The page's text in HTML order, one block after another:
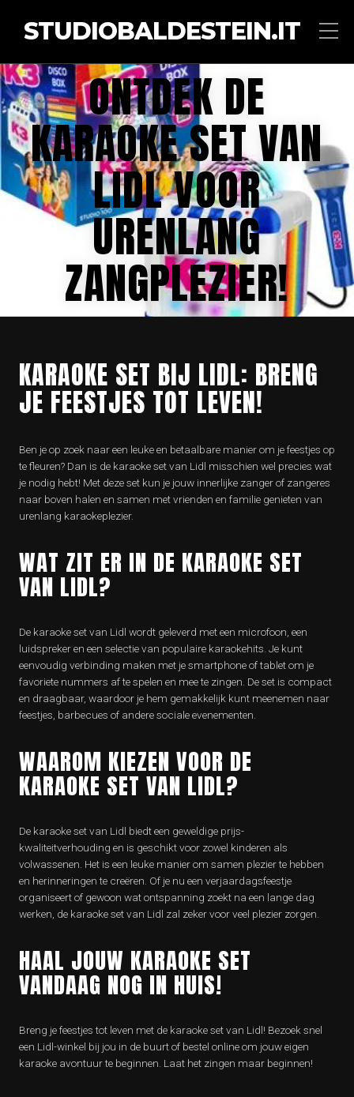
STUDIOBALDESTEIN.IT
ONTDEK DE
KARAOKE SET VAN
LIDL VOOR
URENLANG
ZANGPLEZIER!
KARAOKE SET BIJ LIDL: BRENG
JE FEESTJES TOT LEVEN!
Ben je op zoek naar een leuke en betaalbare manier om je feestjes op
te fleuren? Dan is de karaoke set van Lidl misschien wel precies wat
je nodig hebt! Met deze set kun je jouw innerlijke zanger of zangeres
naar boven halen en samen met vrienden en familie genieten van
urenlang karaokeplezier.
WAT ZIT ER IN DE KARAOKE SET
VAN LIDL?
De karaoke set van Lidl wordt geleverd met een microfoon, een
luidspreker en een selectie van populaire karaokehits. Je kunt
eenvoudig verbinding maken met je smartphone of tablet om je
favoriete nummers af te spelen en mee te zingen. De set is compact
en draagbaar, waardoor je hem gemakkelijk kunt meenemen naar
feestjes, barbecues of andere sociale evenementen.
WAAROM KIEZEN VOOR DE
KARAOKE SET VAN LIDL?
De karaoke set van Lidl biedt een geweldige prijs-
kwaliteitverhouding en is geschikt voor zowel kinderen als
volwassenen. Het is een leuke manier om samen plezier te hebben
en herinneringen te creëren. Of je nu een verjaardagsfeestje
organiseert of gewoon wat ontspanning zoekt na een lange dag
werken, de karaoke set van Lidl zal zeker voor veel plezier zorgen.
HAAL JOUW KARAOKE SET
VANDAAG NOG IN HUIS!
Breng je feestjes tot leven met de karaoke set van Lidl! Bezoek snel
een Lidl-winkel bij jou in de buurt of bestel online om jouw eigen
karaoke avontuur te beginnen. Laat het zingen maar beginnen!